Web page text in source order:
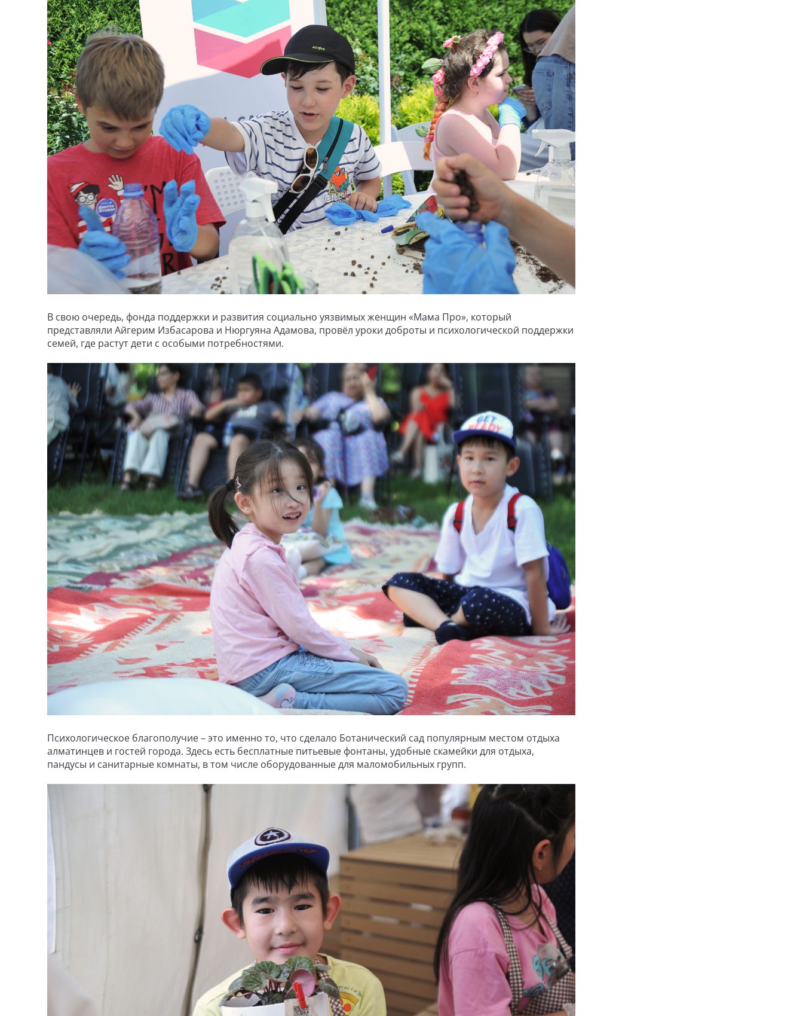
В свою очередь, фонда поддержки и развития социально уязвимых женщин «Мама Про», который
представляли Айгерим Избасарова и Нюргуяна Адамова, провёл уроки доброты и психологической поддержки
семей, где растут дети с особыми потребностями.
Психологическое благополучие – это именно то, что сделало Ботанический сад популярным местом отдыха
алматинцев и гостей города. Здесь есть бесплатные питьевые фонтаны, удобные скамейки для отдыха,
пандусы и санитарные комнаты, в том числе оборудованные для маломобильных групп.